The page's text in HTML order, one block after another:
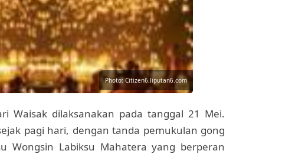
Photo: Citizen6.liputan6.com
Waisak dilaksanakan pada tanggal 21 Mei.
pagi hari, dengan tanda pemukulan gong
Wongsin Labiksu Mahatera yang berperan